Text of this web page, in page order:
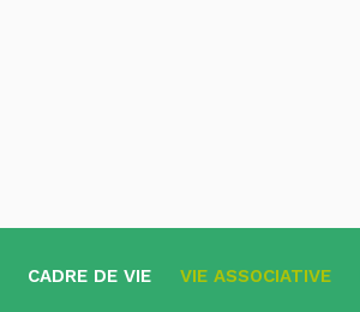
CADRE DE VIE VIE ASSOCIATIVE